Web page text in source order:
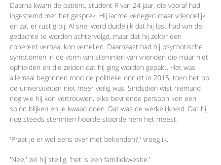
Daarna kwam de patiënt, student R van 24 jaar, die vooraf had
ingestemd met het gesprek. Hij lachte verlegen maar vriendelijk
en zat er rustig bij. Al snel werd duidelijk dat hij last had van de
gedachte te worden achtervolgd, maar dat hij zeker een
coherent verhaal kon vertellen. Daarnaast had hij psychotische
symptomen in de vorm van stemmen van vrienden die maar niet
ophielden en die zeiden dat hij ging worden gepakt. Het was
allemaal begonnen rond de politieke onrust in 2015, toen het op
de universiteiten niet meer veilig was. Sindsdien wist niemand
nog wie hij kon vertrouwen, elke bevriende persoon kon een
spion blijken en je kwaad doen. Dat was de werkelijkheid. Dat hij
nog steeds stemmen hoorde stoorde hem het meest.
'Praat je er wel eens over met bekenden?,' vroeg ik.
'Nee,' zei hij stellig, 'het is een familiekwestie.'